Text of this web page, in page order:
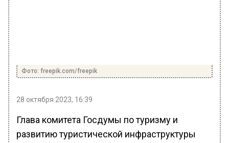
Фото: freepik.com/freepik
28 октября 2023, 16:39
Глава комитета Госдумы по туризму и
развитию туристической инфраструктуры